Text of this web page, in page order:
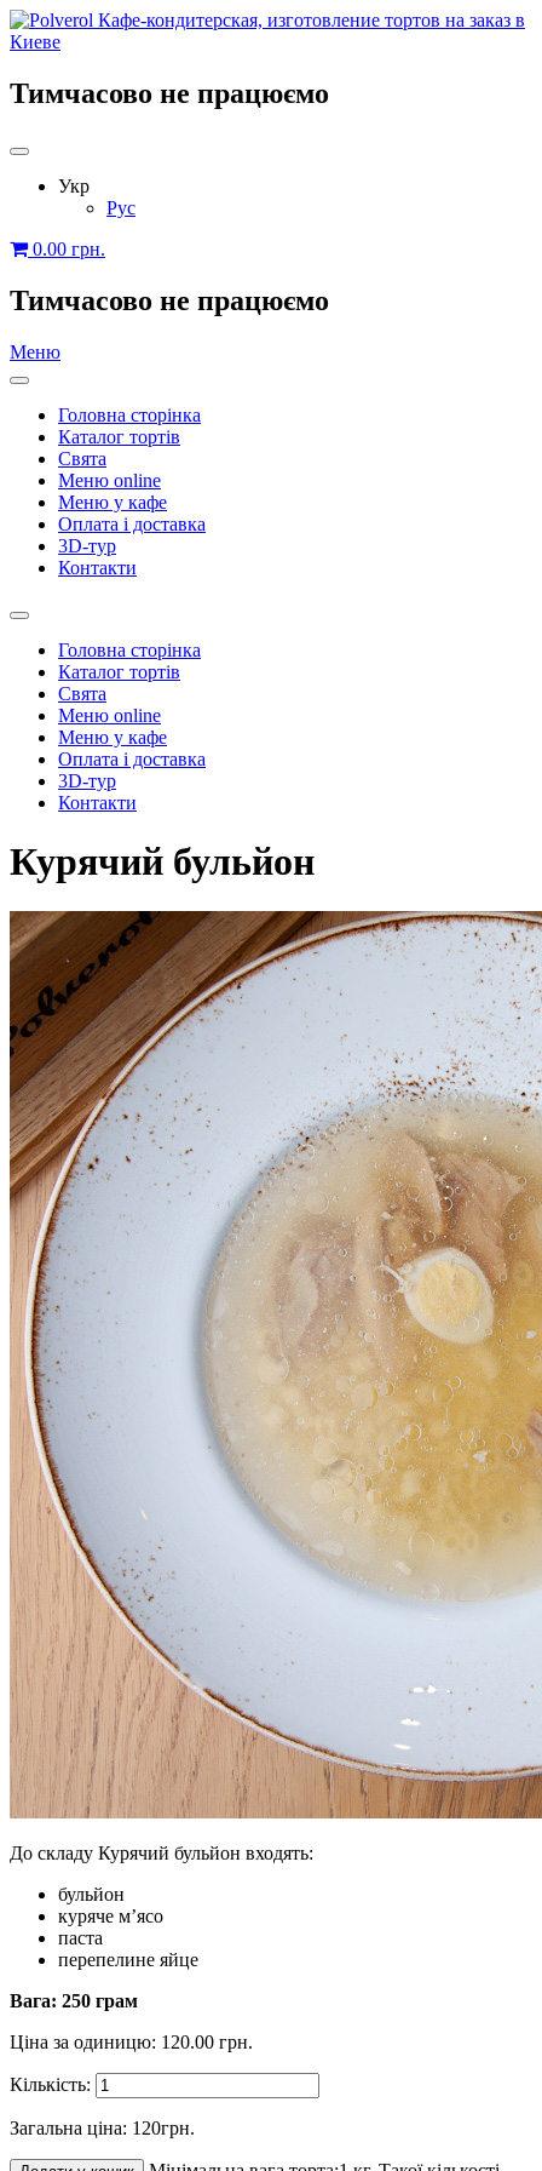
Тимчасово не працюємо
Укр
Рус
0.00 грн.
Тимчасово не працюємо
Меню
Головна сторінка
Каталог тортів
Свята
Меню online
Меню у кафе
Оплата і доставка
3D-тур
Контакти
Головна сторінка
Каталог тортів
Свята
Меню online
Меню у кафе
Оплата і доставка
3D-тур
Контакти
Курячий бульйон
До складу Курячий бульйон входять:
бульйон
куряче м’ясо
паста
перепелине яйце
Вага: 250 грам
Ціна за одиницю: 120.00 грн.
Кількість:
Загальна ціна: 120грн.